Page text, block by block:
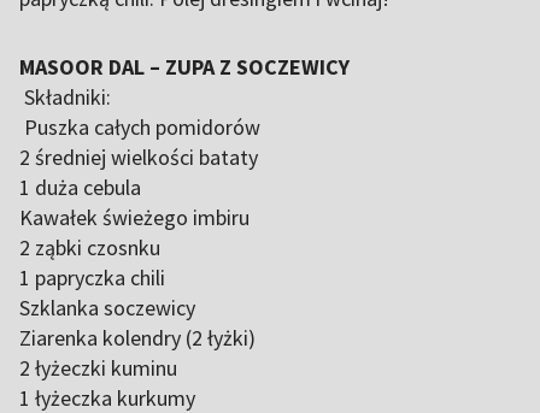
MASOOR DAL – ZUPA Z SOCZEWICY
Składniki:
Puszka całych pomidorów
2 średniej wielkości bataty
1 duża cebula
Kawałek świeżego imbiru
2 ząbki czosnku
1 papryczka chili
Szklanka soczewicy
Ziarenka kolendry (2 łyżki)
2 łyżeczki kuminu
1 łyżeczka kurkumy